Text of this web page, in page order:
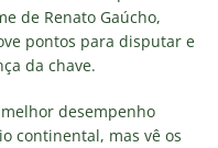
de Renato Gaúcho,
pontos para disputar e
da chave.
desempenho
continental, mas vê os